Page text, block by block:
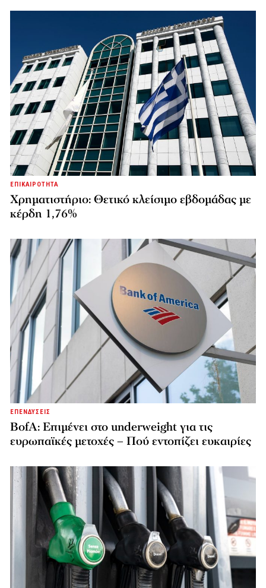
ΕΠΙΚΑΙΡΟΤΗΤΑ
Χρηματιστήριο: Θετικό κλείσιμο εβδομάδας με
κέρδη 1,76%
ΕΠΕΝΔΥΣΕΙΣ
BofA: Επιμένει στο underweight για τις
ευρωπαϊκές μετοχές – Πού εντοπίζει ευκαιρίες